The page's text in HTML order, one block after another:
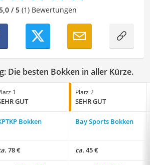
Sprache trage ich dazu bei, dass
/ 5(1) Bewertungen
Die besten Bokken in aller Kürze.
1
GUT
Platz 2
SEHR GUT
Bokken Bay Sports Bokken
78 € ca. 45 €